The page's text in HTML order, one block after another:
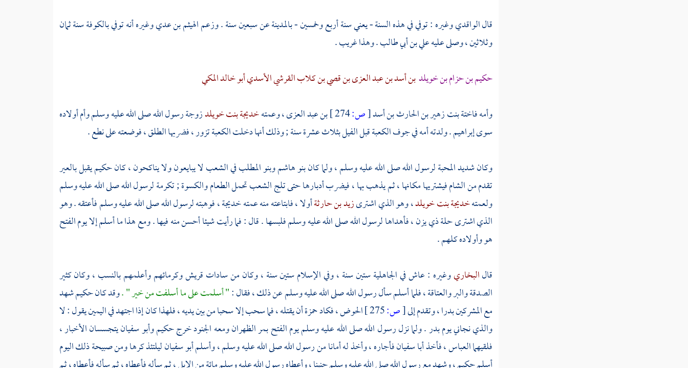
قالالواقديوغيره : توفي في هذه السنة - يعني سنة أربع وخمسين -بالمدينةعن سبعين سنة . وزعمالهيثم بن عديوغيره أنه توفيبالكوفةسنة ثمان
وثلاثين ، وصلى عليهعلي بن أبي طالب. وهذا غريب .
حكيم بن حزام بن خويلدبن أسد بن عبد العزى بن قصي بن كلاب القرشي الأسدي أبو خالد المكي
وأمهفاختة بنت زهير بن الحارث بن أسد[ص:274 ] بن عبد العزى، وعمتهخديجة بنت خويلدزوجة رسول الله صلى الله عليه وسلم وأم أولاده
سوىإبراهيم. ولدته أمه في جوفالكعبةقبل الفيل بثلاث عشرة سنة ; وذلك أنها دخلتالكعبةتزور ، فضربها الطلق ، فوضعته على نطع .
وكان شديد المحبة لرسول الله صلى الله عليه وسلم ، ولما كانبنو هاشموبنو المطلبفي الشعب لا يبايعون ولا يناكحون ، كانحكيميقبل بالعير
تقدم منالشامفيشتريها مكانها ، ثم يذهب بها ، فيضرب أدبارها حتى تلج الشعب تحمل الطعام والكسوة ; تكرمة لرسول الله صلى الله عليه وسلم
ولعمتهخديجة بنت خويلد، وهو الذي اشترىزيد بن حارثةأولا ، فابتاعته منه عمتهخديجة، فوهبته لرسول الله صلى الله عليه وسلم فأعتقه . وهو
الذي اشترى حلة ذي يزن ، فأهداها لرسول الله صلى الله عليه وسلم فلبسها . قال : فما رأيت شيئا أحسن منه فيها . ومع هذا ما أسلم إلا يوم الفتح
هو وأولاده كلهم .
قالالبخاريوغيره : عاش في الجاهلية ستين سنة ، وفي الإسلام ستين سنة ، وكان من ساداتقريشوكرمائهم وأعلمهم بالنسب ، وكان كثير
الصدقة والبر والعتاقة ، فلما أسلم سأل رسول الله صلى الله عليه وسلم عن ذلك ، فقال :" أسلمت على ما أسلفت من خير " .وقد كانحكيمشهد
مع المشركينبدرا، وتقدم إلى[ص: الحوض ، فكادحمزةأن يقتله ، فما سحب إلا سحبا من بين يديه ، فلهذا كان إذا اجتهد في اليمين يقول : لا
والذي نجاني يومبدر. ولما نزل رسول الله صلى الله عليه وسلم يوم الفتحبمر الظهرانومعه الجنود خرجحكيموأبو سفيانيتجسسان الأخبار ،
فلقيهماالعباس، فأخذأبا سفيانفأجاره ، وأخذ له أمانا من رسول الله صلى الله عليه وسلم ، وأسلمأبو سفيانليلتئذ كرها ومن صبيحة ذلك اليوم